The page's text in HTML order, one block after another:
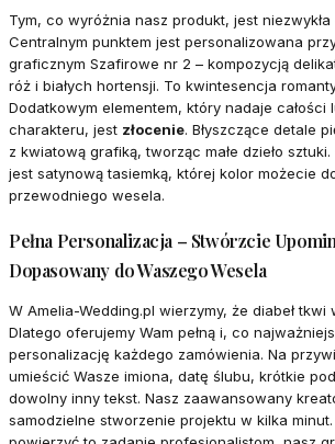
Tym, co wyróżnia nasz produkt, jest niezwykła
Centralnym punktem jest personalizowana
graficznym Szafirowe nr 2 – kompozycją
róż i białych hortensji. To kwintesencja
Dodatkowym elementem, który nadaje całości
charakteru, jest złocenie. Błyszczące detale
z kwiatową grafiką, tworząc małe dzieło
jest satynową tasiemką, której kolor możecie
przewodniego wesela.
Pełna Personalizacja – Stwórzcie
Dopasowany do Waszego Wesela
W Amelia-Wedding.pl wierzymy, że diabeł tkwi
Dlatego oferujemy Wam pełną i, co
personalizację każdego zamówienia. Na
umieścić Wasze imiona, datę ślubu, krótkie
dowolny inny tekst. Nasz zaawansowany
samodzielne stworzenie projektu w kilka